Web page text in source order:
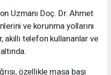
Uzmanı Doç. Dr. Ahmet
ve korunma yollarını
akıllı telefon kullananlar ve
özellikle masa başı